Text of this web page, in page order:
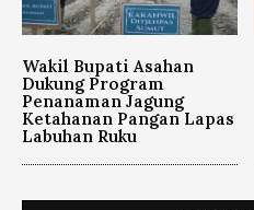
Wakil Bupati Asahan
Dukung Program
Penanaman Jagung
Ketahanan Pangan Lapas
Labuhan Ruku